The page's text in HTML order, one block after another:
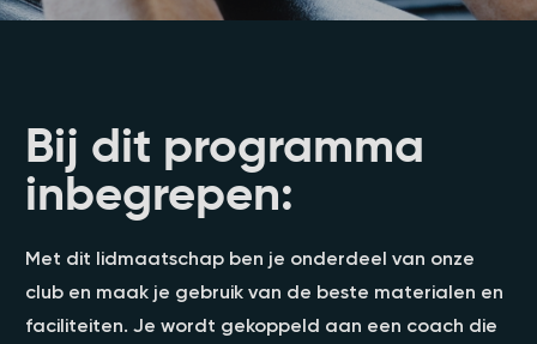
Bij dit programma
inbegrepen:
Met dit lidmaatschap ben je onderdeel van onze
club en maak je gebruik van de beste materialen en
faciliteiten. Je wordt gekoppeld aan een coach die